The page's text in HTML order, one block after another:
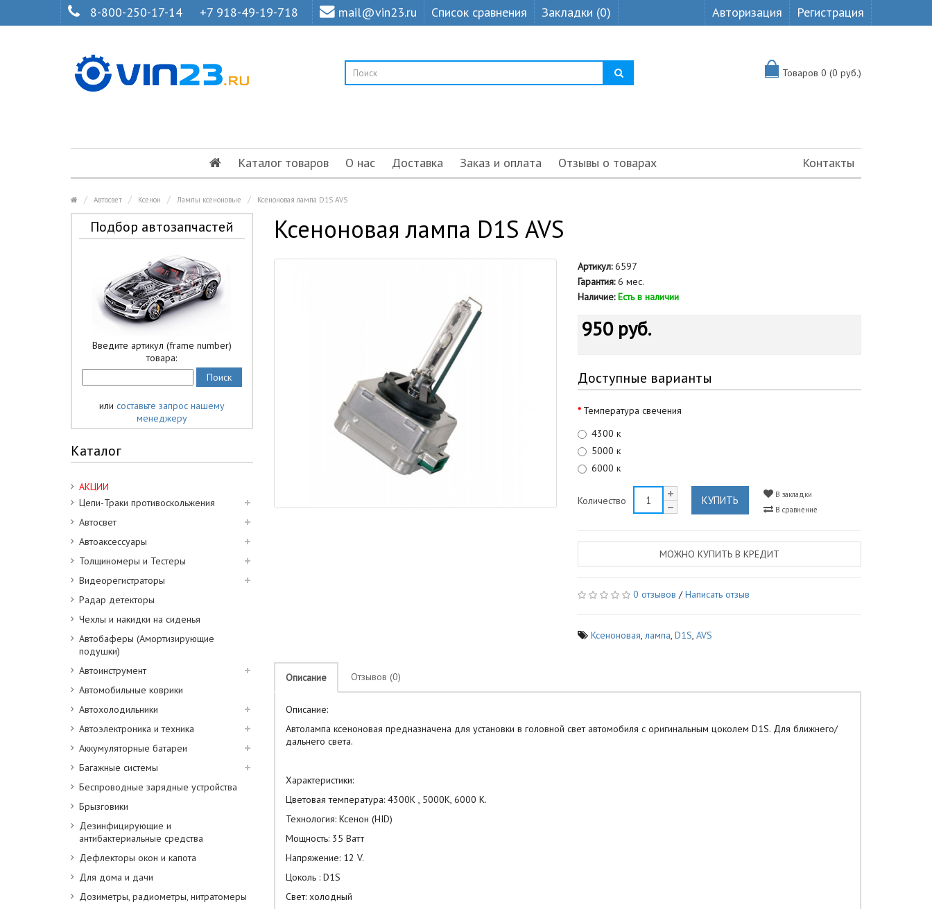
8-800-250-17-14 +7 918-49-19-718 mail@vin23.ru Список сравнения Закладки (0) Авторизация Регистрация
Товаров 0 (0 руб.)
Каталог товаров О нас Доставка Заказ и оплата Отзывы о товарах Контакты
Автосвет Ксенон Лампы ксеноновые Ксеноновая лампа D1S AVS
Подбор автозапчастей
Введите артикул (frame number)
товара:
или составьте запрос нашему
менеджеру
Каталог
АКЦИИ
Цепи-Траки противоскольжения
Автосвет
Автоаксессуары
Толщиномеры и Тестеры
Видеорегистраторы
Радар детекторы
Чехлы и накидки на сиденья
Автобаферы (Амортизирующие
подушки)
Автоинструмент
Автомобильные коврики
Автохолодильники
Автоэлектроника и техника
Аккумуляторные батареи
Багажные системы
Беспроводные зарядные устройства
Брызговики
Дезинфицирующие и
антибактериальные средства
Дефлекторы окон и капота
Для дома и дачи
Дозиметры, радиометры, нитратомеры
Ксеноновая лампа D1S AVS
Артикул:6597
Гарантия:6 мес.
Наличие: Есть в наличии
950 руб.
Доступные варианты
Температура свечения
4300 к
5000 к
6000 к
Количество КУПИТЬ
В закладки
В сравнение
МОЖНО КУПИТЬ В КРЕДИТ
0 отзывов /Написать отзыв
Ксеноновая,лампа,D1S,AVS
Описание Отзывов (0)
Описание:
Автолампа ксеноновая предназначена для установки в головной свет автомобиля с оригинальным цоколем D1S. Для ближнего/
дальнего света.
Характеристики:
Цветовая температура: 4300K , 5000K, 6000 К.
Технология: Ксенон (HID)
Мощность: 35 Ватт
Напряжение: 12 V.
Цоколь : D1S
Свет: холодный